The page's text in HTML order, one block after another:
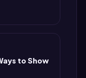
to Show